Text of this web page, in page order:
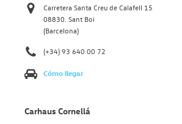
Carretera Santa Creu de Calafell 15
08830. Sant Boi
(Barcelona)
(+34) 93 640 00 72
Cómo llegar
Carhaus Cornellá